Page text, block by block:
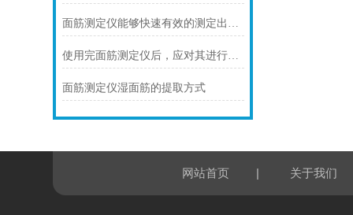
面筋测定仪能够快速有效的测定出面筋的质量
使用完面筋测定仪后，应对其进行保养及维护
面筋测定仪湿面筋的提取方式
网站首页 | 关于我们